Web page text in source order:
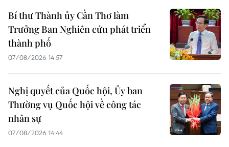
Bí thư Thành ủy Cần Thơ làm
Trưởng Ban Nghiên cứu phát triển
thành phố
07/08/2026 14:57
Nghị quyết của Quốc hội, Ủy ban
Thường vụ Quốc hội về công tác
nhân sự
07/08/2026 14:44